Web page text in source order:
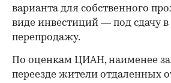
варианта для собственного
виде инвестиций — под сдачу
перепродажу.
По оценкам ЦИАН, наименее
переезде жители отдаленных